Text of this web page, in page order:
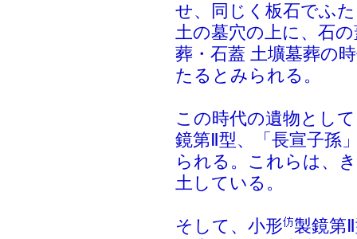
せ、同じく板石でふ
土の墓穴の上に、石
葬・石蓋 土壙墓葬の
たるとみられる。
この時代の遺物とし
鏡第Ⅱ型、「長宣子孫
られる。これらは、
土している。
そして、小形
製鏡第